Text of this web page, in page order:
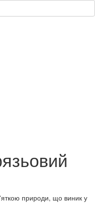
природи, що виник у